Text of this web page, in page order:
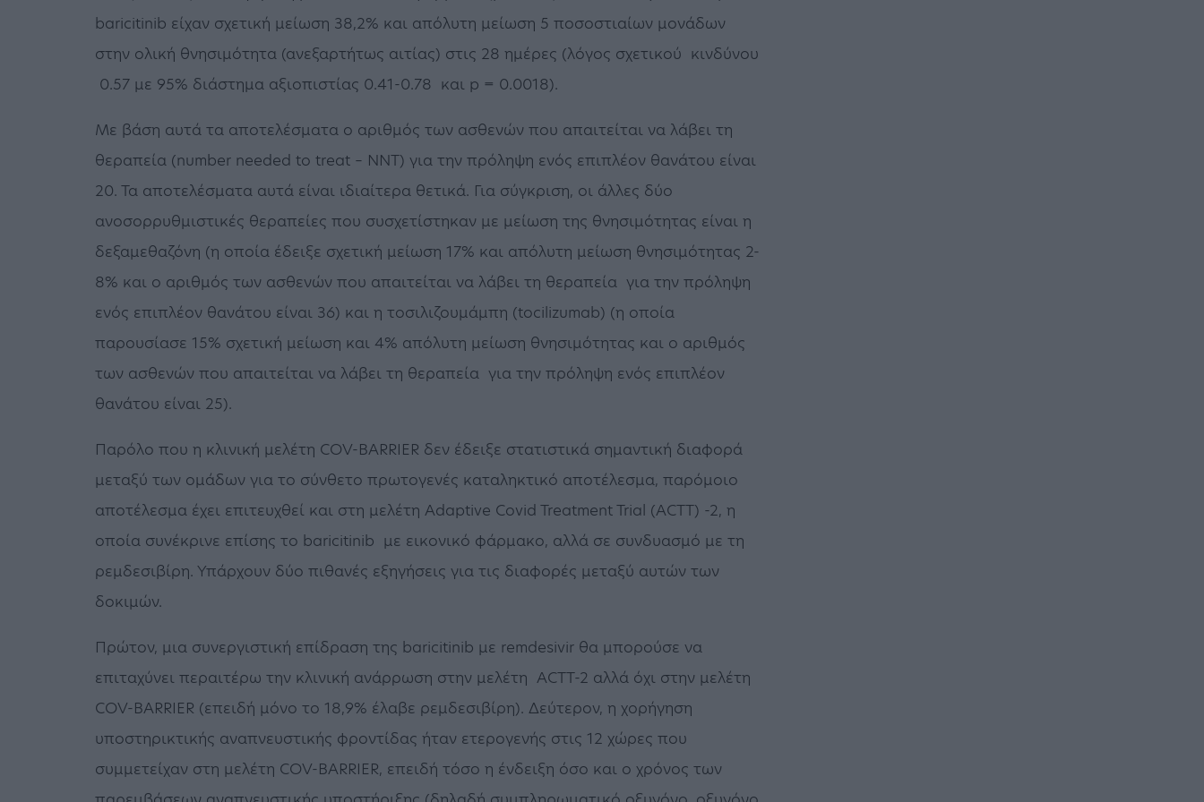
baricitinib είχαν σχετική μείωση 38,2% και απόλυτη μείωση 5 ποσοστιαίων μονάδων
στην ολική θνησιμότητα (ανεξαρτήτως αιτίας) στις 28 ημέρες (λόγος σχετικού κινδύνου
0.57 με 95% διάστημα αξιοπιστίας 0.41-0.78 και p = 0.0018).
Με βάση αυτά τα αποτελέσματα ο αριθμός των ασθενών που απαιτείται να λάβει τη
θεραπεία (number needed to treat – NNT) για την πρόληψη ενός επιπλέον θανάτου είναι
20. Τα αποτελέσματα αυτά είναι ιδιαίτερα θετικά. Για σύγκριση, οι άλλες δύο
ανοσορρυθμιστικές θεραπείες που συσχετίστηκαν με μείωση της θνησιμότητας είναι η
δεξαμεθαζόνη (η οποία έδειξε σχετική μείωση 17% και απόλυτη μείωση θνησιμότητας 2-
8% και ο αριθμός των ασθενών που απαιτείται να λάβει τη θεραπεία για την πρόληψη
ενός επιπλέον θανάτου είναι 36) και η τοσιλιζουμάμπη (tocilizumab) (η οποία
παρουσίασε 15% σχετική μείωση και 4% απόλυτη μείωση θνησιμότητας και ο αριθμός
των ασθενών που απαιτείται να λάβει τη θεραπεία για την πρόληψη ενός επιπλέον
θανάτου είναι 25).
Παρόλο που η κλινική μελέτη COV-BARRIER δεν έδειξε στατιστικά σημαντική διαφορά
μεταξύ των ομάδων για το σύνθετο πρωτογενές καταληκτικό αποτέλεσμα, παρόμοιο
αποτέλεσμα έχει επιτευχθεί και στη μελέτη Adaptive Covid Treatment Trial (ACTT) -2, η
οποία συνέκρινε επίσης το baricitinib με εικονικό φάρμακο, αλλά σε συνδυασμό με τη
ρεμδεσιβίρη. Υπάρχουν δύο πιθανές εξηγήσεις για τις διαφορές μεταξύ αυτών των
δοκιμών.
Πρώτον, μια συνεργιστική επίδραση της baricitinib με remdesivir θα μπορούσε να
επιταχύνει περαιτέρω την κλινική ανάρρωση στην μελέτη ACTT-2 αλλά όχι στην μελέτη
COV-BARRIER (επειδή μόνο το 18,9% έλαβε ρεμδεσιβίρη). Δεύτερον, η χορήγηση
υποστηρικτικής αναπνευστικής φροντίδας ήταν ετερογενής στις 12 χώρες που
συμμετείχαν στη μελέτη COV-BARRIER, επειδή τόσο η ένδειξη όσο και ο χρόνος των